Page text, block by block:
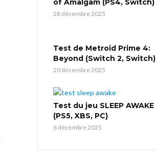
of Amalgam (PS4, Switch)
28 décembre 2025
Test de Metroid Prime 4:
Beyond (Switch 2, Switch)
20 décembre 2025
Test du jeu SLEEP AWAKE
(PS5, XBS, PC)
6 décembre 2025